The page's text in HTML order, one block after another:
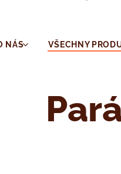
NÁS VŠECHNY